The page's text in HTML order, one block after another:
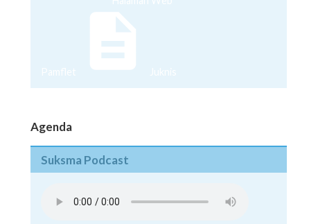
Halaman Web
Pamflet Juknis
Agenda
Suksma Podcast